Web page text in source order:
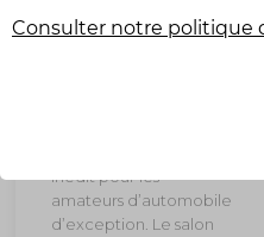
4 juillet 2025
ACTUALITÉ
inédit pour les
amateurs d’automobile
d’exception. Le salon
Consulter notre politique